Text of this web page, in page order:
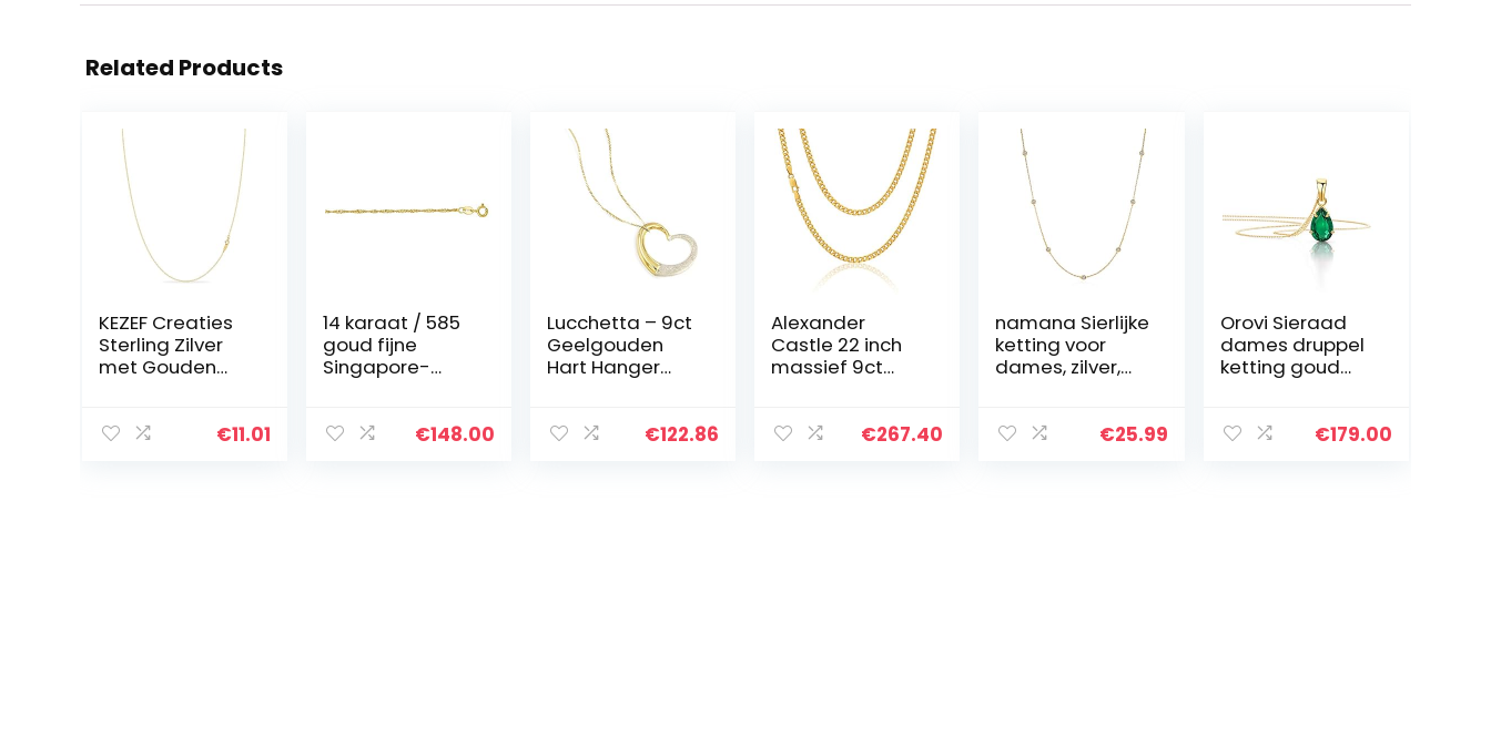
Related Products
KEZEF Creaties
Sterling Zilver
met Gouden
Ketting Maten
€11.01
14 karaat / 585
goud fijne
Singapore-
lengte naar
€148.00
Lucchetta – 9ct
Geelgouden
Hart Hanger
Effect, 17,7 inch
€122.86
Alexander
Castle 22 inch
massief 9ct
ketting ketting –
€267.40
namana Sierlijke
ketting voor
dames, zilver,
halskettingen
€25.99
Orovi Sieraad
dames druppel
ketting goud
edelsteen €179.00